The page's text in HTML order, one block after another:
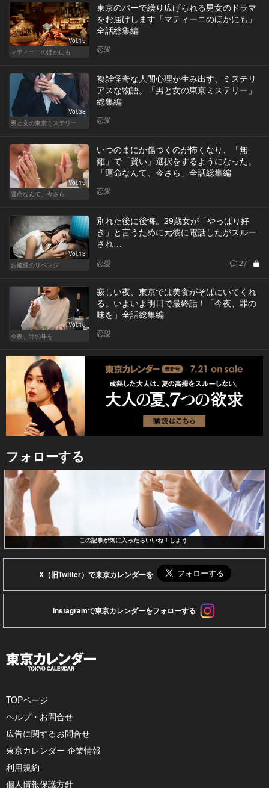
Vol.15
マティーニのほかにも
東京のバーで繰り広げられる男女のドラマ
をお届けします「マティーニのほかにも」
全話総集編
恋愛
Vol.38
男と女の東京ミステリー
複雑怪奇な人間心理が生み出す、ミステリ
アスな物語。「男と女の東京ミステリー」
総集編
恋愛
Vol.15
運命なんて、今さら
いつのまにか傷つくのが怖くなり、「無
難」で「賢い」選択をするようになった。
「運命なんて、今さら」全話総集編
恋愛
Vol.13
お姫様のリベンジ
別れた後に後悔。29歳女が「やっぱり好
き」と言うために元彼に電話したがスルー
され…
恋愛 27
Vol.16
今夜、罪の味を
寂しい夜、東京では美食がそばにいてくれ
る。いよいよ明日で最終話！「今夜、罪の
味を」全話総集編
恋愛
フォローする
この記事が気に入ったらいいね！しよう
X（旧Twitter）で東京カレンダーを
Instagramで東京カレンダーをフォローする
TOPページ
ヘルプ・お問合せ
広告に関するお問合せ
東京カレンダー 企業情報
利用規約
個人情報保護方針